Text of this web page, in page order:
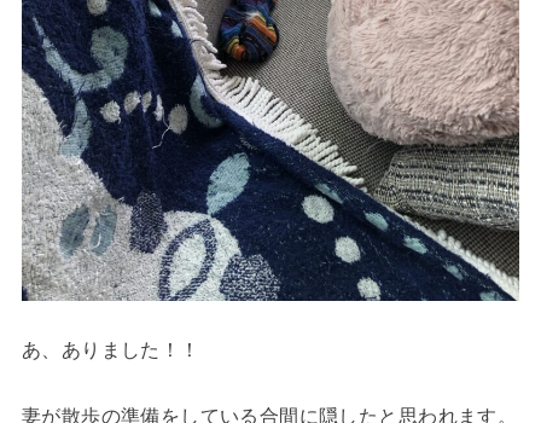
あ、ありました！！
妻が散歩の準備をしている合間に隠したと思われます。